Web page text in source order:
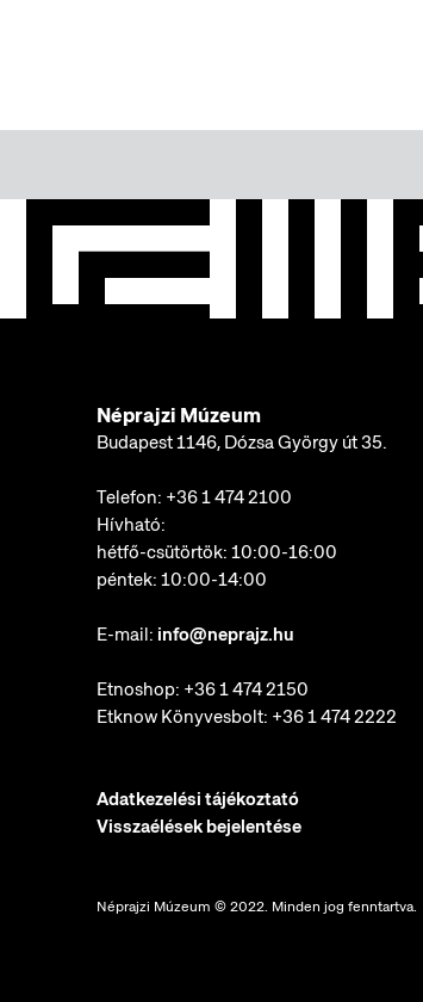
Néprajzi Múzeum
Budapest 1146, Dózsa György út 35.
Telefon: +36 1 474 2100
Hívható:
hétfő-csütörtök: 10:00-16:00
péntek: 10:00-14:00
E-mail: info@neprajz.hu
Etnoshop: +36 1 474 2150
Etknow Könyvesbolt: +36 1 474 2222
Adatkezelési tájékoztató
Visszaélések bejelentése
Néprajzi Múzeum © 2022. Minden jog fenntartva.